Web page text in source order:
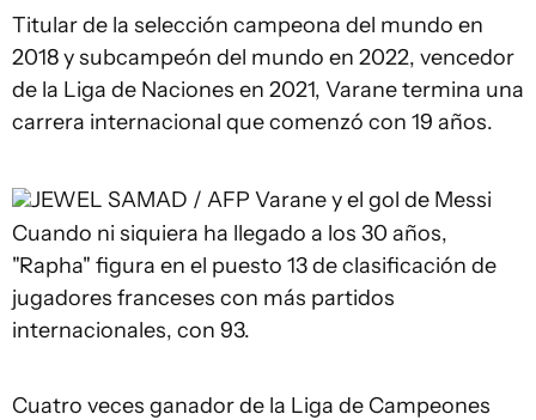
Titular de la selección campeona del mundo en
2018 y subcampeón del mundo en 2022, vencedor
de la Liga de Naciones en 2021, Varane termina una
carrera internacional que comenzó con 19 años.
JEWEL SAMAD / AFP Varane y el gol de Messi
Cuando ni siquiera ha llegado a los 30 años,
"Rapha" figura en el puesto 13 de clasificación de
jugadores franceses con más partidos
internacionales, con 93.
Cuatro veces ganador de la Liga de Campeones